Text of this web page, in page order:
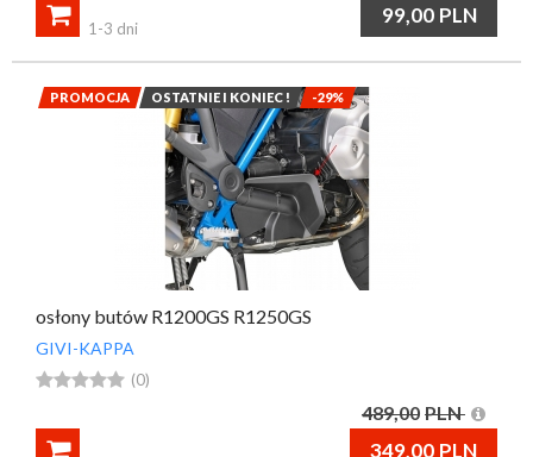
99,00 PLN

1-3 dni
PROMOCJA OSTATNIE I KONIEC ! -29%
osłony butów R1200GS R1250GS
GIVI-KAPPA
 (0)
489,00 PLN
349,00 PLN
